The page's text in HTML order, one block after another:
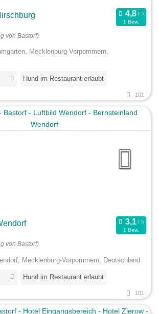
1 Bew.
von Bastorf)
Mecklenburg-Vorpommern,
Hund im Restaurant erlaubt
101
1 Bew.
von Bastorf)
Mecklenburg-Vorpommern, Deutschland
Hund im Restaurant erlaubt
101